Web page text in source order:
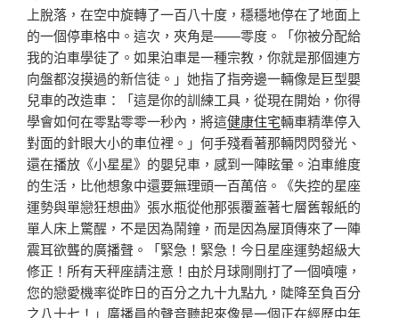
上脫落，在空中旋轉了一百八十度，穩穩地停在了地面上
的一個停車格中。這次，夾角是——零度。「你被分配給
我的泊車學徒了。如果泊車是一種宗教，你就是那個連方
向盤都沒摸過的新信徒。」她指了指旁邊一輛像是巨型嬰
兒車的改造車：「這是你的訓練工具，從現在開始，你得
學會如何在零點零零一秒內，將這健康住宅輛車精準停入
對面的針眼大小的車位裡。」何手殘看著那輛閃閃發光、
還在播放《小星星》的嬰兒車，感到一陣眩暈。泊車維度
的生活，比他想象中還要無理頭一百萬倍。《失控的星座
運勢與單戀狂想曲》張水瓶從他那張覆蓋著七層舊報紙的
單人床上驚醒，不是因為鬧鐘，而是因為屋頂傳來了一陣
震耳欲聾的廣播聲。「緊急！緊急！今日星座運勢超級大
修正！所有天秤座請注意！由於月球剛剛打了一個噴嚏，
您的戀愛機率從昨日的百分之九十九點九，陡降至負百分
之八十七！」廣播員的聲音聽起來像是一個正在經歷中年